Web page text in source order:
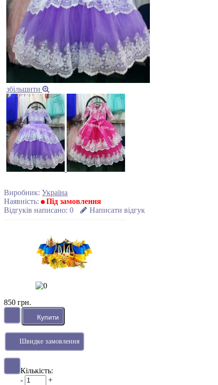
збільшити
Виробник: Україна
Наявність:
Під замовлення
Відгуків написано: 0 Написати відгук
850 грн.
Швидке замовлення
Кількість:
-
+